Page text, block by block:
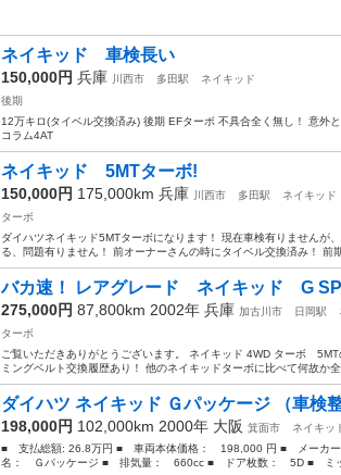
ネイキッド 車検長い
150,000円 兵庫 川西市 多田駅
ネイキッド
後期
12万キロ(タイベル交換済み) 後期 EFターボ 不具合全く無し！ 意外
コラム4AT
ネイキッド 5MTターボ!
150,000円 175,000km 兵庫 川西市 多田駅
ネイキッド
ターボ
ダイハツネイキッド5MTターボになります！ 現在車検有りませんが
る、問題有りません！ 前オーナーさんの時にタイベル交換済み！ 前
バカ速！ レアグレード ネイキッド G
275,000円 87,800km 2002年 兵庫 加古川市 日岡駅
ターボ
ご覧いただきありがとうございます。 ネイキッド 4WD ターボ
ミングベルト交換履歴あり！ 他のネイキッドターボに比べて何故か
ダイハツ ネイキッド Ｇパッケージ （車検整
198,000円 102,000km 2000年 大阪 箕面市
ネイキッ
■ 支払総額: 26.8万円 ■ 車両本体価格： 198,000 円 ■ メーカ
名： Ｇパッケージ ■ 排気量： 660cc ■ ドア枚数： 5D ■ ミッ